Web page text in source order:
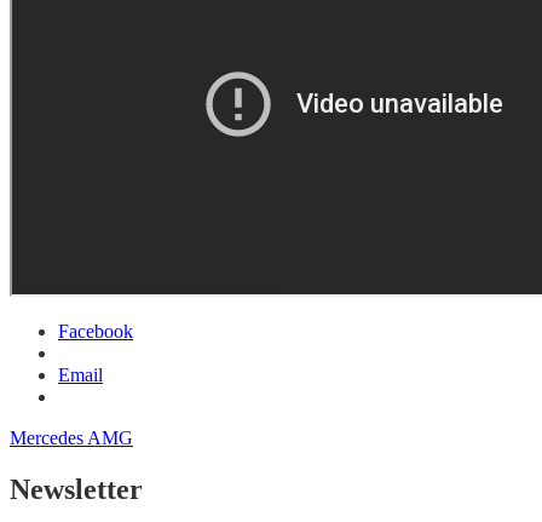
Facebook
Email
Mercedes AMG
Newsletter